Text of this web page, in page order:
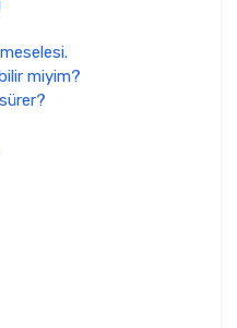
miyim?